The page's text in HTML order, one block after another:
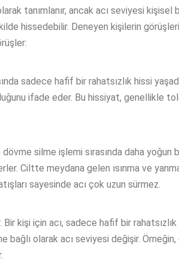
tanımlanır, ancak acı seviyesi kişisel
hissedebilir. Deneyen kişilerin
sadece hafif bir rahatsızlık hissi
ifade eder. Bu hissiyat, genellikle
silme işlemi sırasında daha
Ciltte meydana gelen ısınma ve
sayesinde acı çok uzun sürmez.
kişi için acı, sadece hafif bir
olarak acı seviyesi değişir.